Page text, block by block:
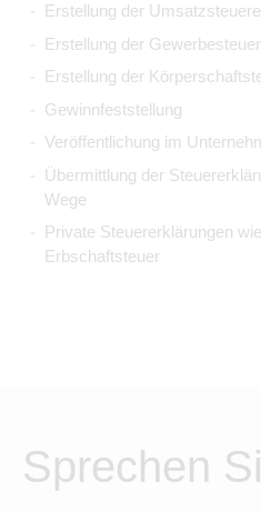
Erstellung der
Erstellung der
Erstellung der
Gewinnfeststellung
Veröffentlichung im
Übermittlung der
Wege
Private Steuererklärungen
Erbschaftsteuer
Sprechen